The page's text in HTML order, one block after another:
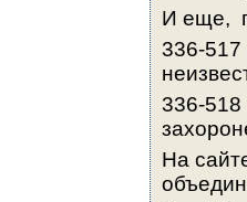
И еще,
336-517
336-518
На